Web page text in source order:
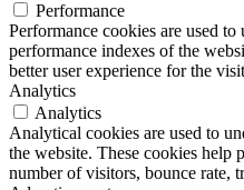
Performance
Performance cookies are used
performance indexes of the
better user experience for the
Analytics
Analytics
Analytical cookies are used to
the website. These cookies help
number of visitors, bounce rate,